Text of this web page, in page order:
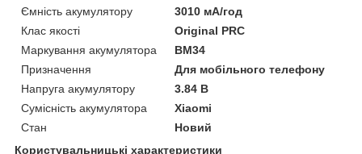
Ємність акумулятору
3010 мА/год
Клас якості
Original PRC
Маркування акумулятора
BM34
Призначення
Для мобільного телефону
Напруга акумулятору
3.84 В
Сумісність акумулятора
Xiaomi
Стан
Новий
Користувальницькі характеристики